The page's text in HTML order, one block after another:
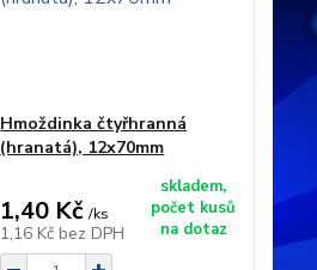
Hmoždinka čtyřhranná
(hranatá), 12x70mm
1,40 Kč /ks
1,16 Kč bez DPH
skladem,
počet kusů
na dotaz